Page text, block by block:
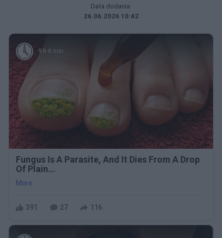
Data dodania:
26.06.2026 10:42
9 h 6 min
Fungus Is A Parasite, And It Dies From A Drop
Of Plain...
More
391 27 116